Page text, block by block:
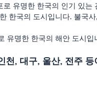
유명한 한국의 인기 있
한국의 도시입니다. 불국
유명한 한국의 해안 도시
천, 대구, 울산, 전주